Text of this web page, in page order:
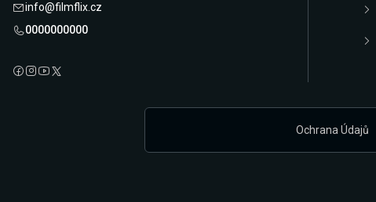
info@filmflix.cz
0000000000
Ochrana Údajů